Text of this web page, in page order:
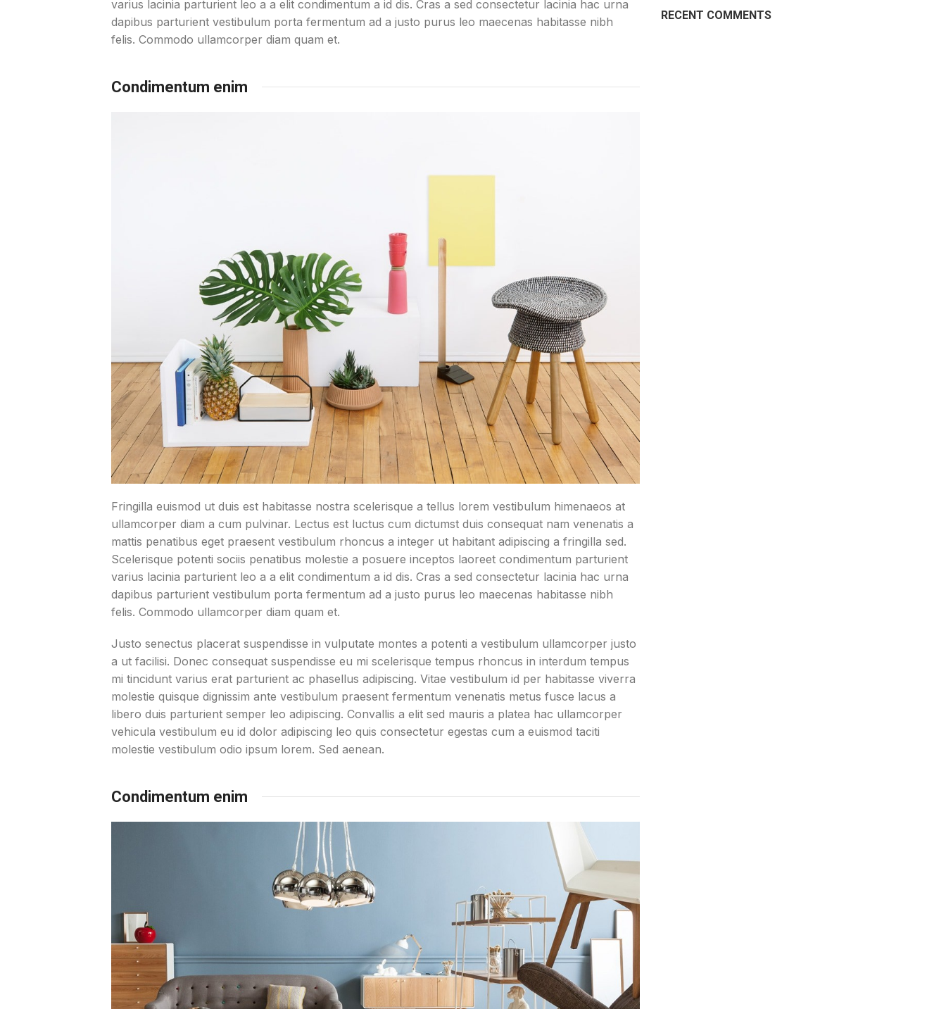
varius lacinia parturient leo a a elit condimentum a id dis. Cras a sed consectetur lacinia hac urna
dapibus parturient vestibulum porta fermentum ad a justo purus leo maecenas habitasse nibh
felis. Commodo ullamcorper diam quam et.
Condimentum enim
Fringilla euismod ut duis est habitasse nostra scelerisque a tellus lorem vestibulum himenaeos at
ullamcorper diam a cum pulvinar. Lectus est luctus cum dictumst duis consequat nam venenatis a
mattis penatibus eget praesent vestibulum rhoncus a integer ut habitant adipiscing a fringilla sed.
Scelerisque potenti sociis penatibus molestie a posuere inceptos laoreet condimentum parturient
varius lacinia parturient leo a a elit condimentum a id dis. Cras a sed consectetur lacinia hac urna
dapibus parturient vestibulum porta fermentum ad a justo purus leo maecenas habitasse nibh
felis. Commodo ullamcorper diam quam et.
Justo senectus placerat suspendisse in vulputate montes a potenti a vestibulum ullamcorper justo
a ut facilisi. Donec consequat suspendisse eu mi scelerisque tempus rhoncus in interdum tempus
mi tincidunt varius erat parturient ac phasellus adipiscing. Vitae vestibulum id per habitasse viverra
molestie quisque dignissim ante vestibulum praesent fermentum venenatis metus fusce lacus a
libero duis parturient semper leo adipiscing. Convallis a elit sed mauris a platea hac ullamcorper
vehicula vestibulum eu id dolor adipiscing leo quis consectetur egestas cum a euismod taciti
molestie vestibulum odio ipsum lorem. Sed aenean.
Condimentum enim
RECENT COMMENTS